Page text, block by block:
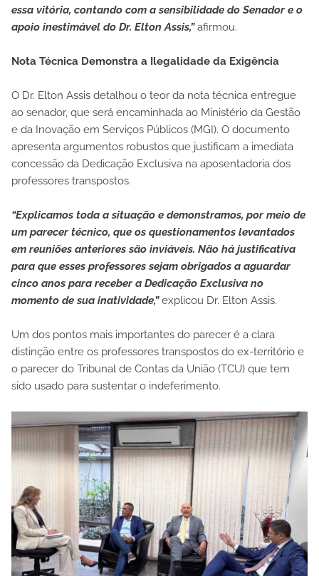
essa vitória, contando com a sensibilidade do Senador e o
apoio inestimável do Dr. Elton Assis,”afirmou.
​Nota Técnica Demonstra a Ilegalidade da Exigência
​O Dr. Elton Assis detalhou o teor da nota técnica entregue
ao senador, que será encaminhada ao Ministério da Gestão
e da Inovação em Serviços Públicos (MGI). O documento
apresenta argumentos robustos que justificam a imediata
concessão da Dedicação Exclusiva na aposentadoria dos
professores transpostos.
​“Explicamos toda a situação e demonstramos, por meio de
um parecer técnico, que os questionamentos levantados
em reuniões anteriores são inviáveis. Não há justificativa
para que esses professores sejam obrigados a aguardar
cinco anos para receber a Dedicação Exclusiva no
momento de sua inatividade,”explicou Dr. Elton Assis.
​Um dos pontos mais importantes do parecer é a clara
distinção entre os professores transpostos do ex-território e
o parecer do Tribunal de Contas da União (TCU) que tem
sido usado para sustentar o indeferimento.